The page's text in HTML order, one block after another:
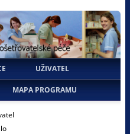
UŽIVATEL
MAPA PROGRAMU